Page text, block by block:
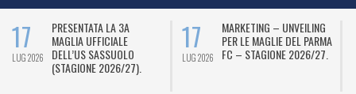
LA 3A
2026/27).
17
LUG 2026
MARKETING – UNVEILING
PER LE MAGLIE DEL PARMA
FC – STAGIONE 2026/27.
17
LUG 2026
LA
SPORT PER
LBA